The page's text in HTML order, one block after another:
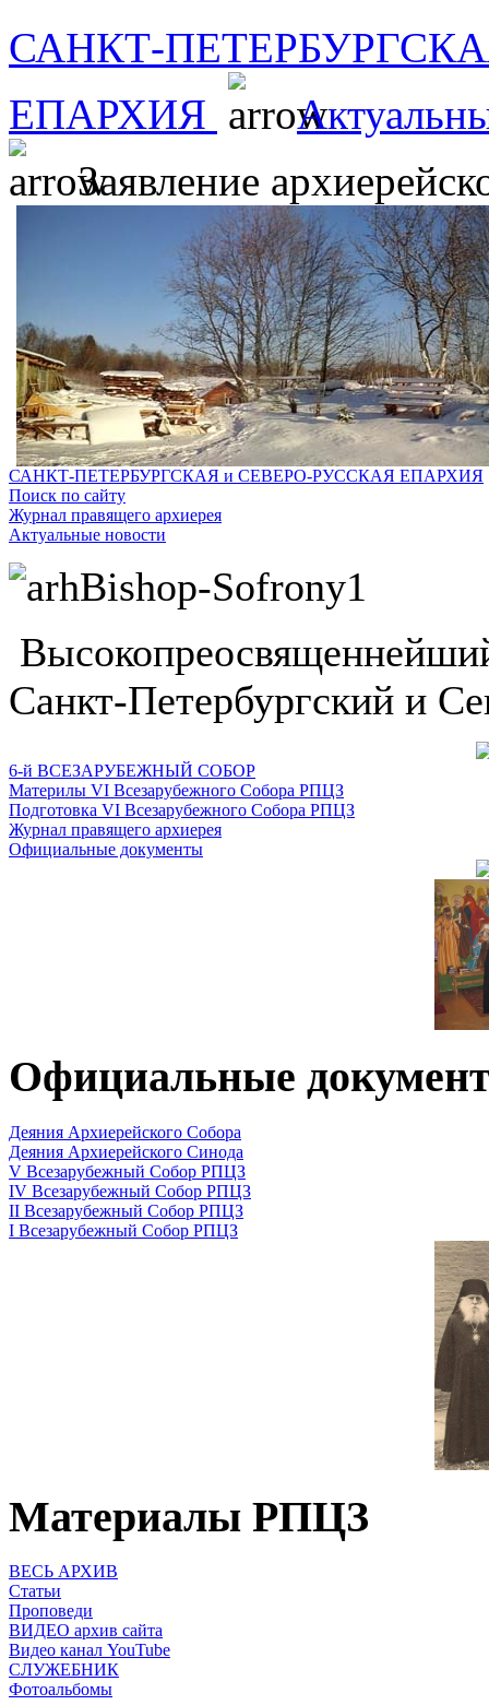
САНКТ-
ЕПАРХИЯ
Заявление
САНКТ-ПЕТЕРБУРГСКАЯ и СЕВЕРО-РУССКАЯ ЕПАРХИЯ
Поиск по сайту
Журнал правящего архиерея
Актуальные новости
Санкт-Петербургский и
6-й ВСЕЗАРУБЕЖНЫЙ СОБОР
Материлы VI Всезарубежного Собора РПЦЗ
Подготовка VI Всезарубежного Собора РПЦЗ
Журнал правящего архиерея
Официальные документы
Официальные
Деяния Архиерейского Собора
Деяния Архиерейского Синода
V Всезарубежный Собор РПЦЗ
IV Всезарубежный Собор РПЦЗ
II Всезарубежный Собор РПЦЗ
I Всезарубежный Собор РПЦЗ
Материалы РПЦЗ
ВЕСЬ АРХИВ
Статьи
Проповеди
ВИДЕО архив сайта
Видео канал YouTube
СЛУЖЕБНИК
Фотоальбомы